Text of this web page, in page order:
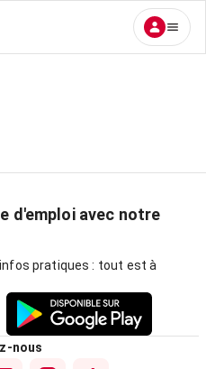
d'emploi avec notre
pratiques : tout est à
nous